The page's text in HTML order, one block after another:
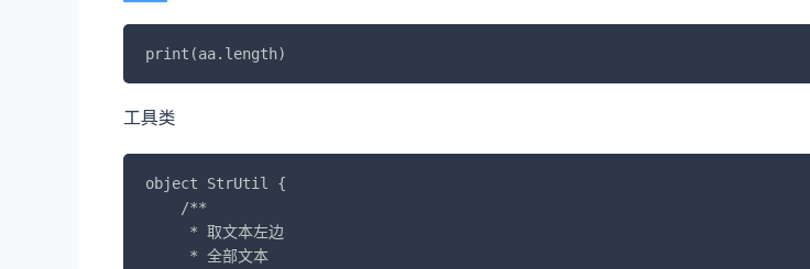
print(aa.length)
工具类
object StrUtil {
    /**
     * 取文本左边
     * 全部文本